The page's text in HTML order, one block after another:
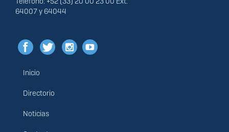
64007 y 64044
Menú
principal
Inicio
Directorio
Noticias